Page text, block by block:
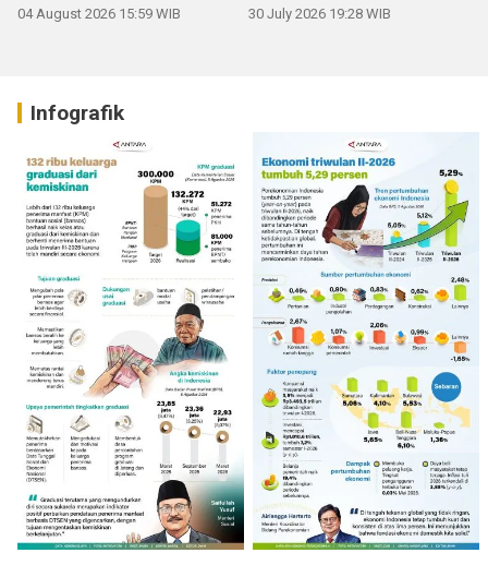
04 August 2026 15:59 WIB 30 July 2026 19:28 WIB
Infografik